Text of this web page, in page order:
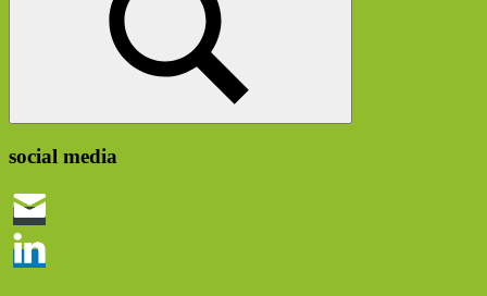
Suchen
social media